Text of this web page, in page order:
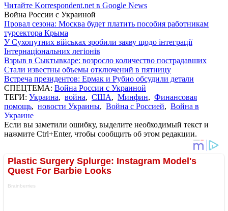
Читайте Korrespondent.net в Google News
Война России с Украиной
Провал сезона: Москва будет платить пособия работникам
турсектора Крыма
У Сухопутних військах зробили заяву щодо інтеграції
Інтернаціональних легіонів
Взрыв в Сыктывкаре: возросло количество пострадавших
Стали известны объемы отключений в пятницу
Встреча президентов: Ермак и Рубио обсудили детали
СПЕЦТЕМА: Война России с Украиной
ТЕГИ: Украина, война, США, Минфин, Финансовая
помощь, новости Украины, Война с Россией, Война в
Украине
Если вы заметили ошибку, выделите необходимый текст и
нажмите Ctrl+Enter, чтобы сообщить об этом редакции.